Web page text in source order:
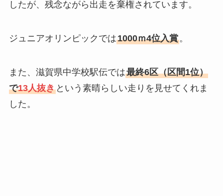
したが、残念ながら出走を棄権されています。
ジュニアオリンピックでは1000ｍ4位入賞。
また、滋賀県中学校駅伝では最終6区（区間1位）
で13人抜きという素晴らしい走りを見せてくれま
した。